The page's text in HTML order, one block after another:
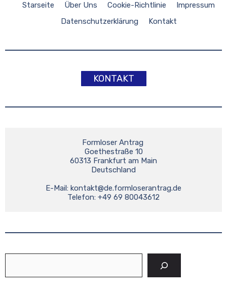
Starseite Über Uns Cookie-Richtlinie
Impressum
Datenschutzerklärung
Kontakt
KONTAKT
Formloser Antrag
Goethestraße 10
60313 Frankfurt am Main
Deutschland
E-Mail: kontakt@de.formloserantrag.de
Telefon: +49 69 80043612